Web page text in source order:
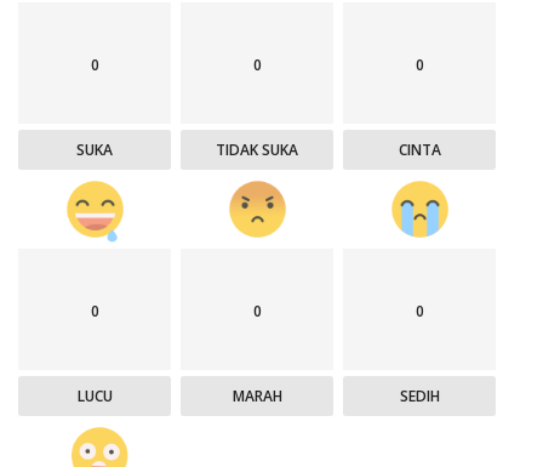
0
SUKA
0
TIDAK SUKA
0
CINTA
0
LUCU
0
MARAH
0
SEDIH